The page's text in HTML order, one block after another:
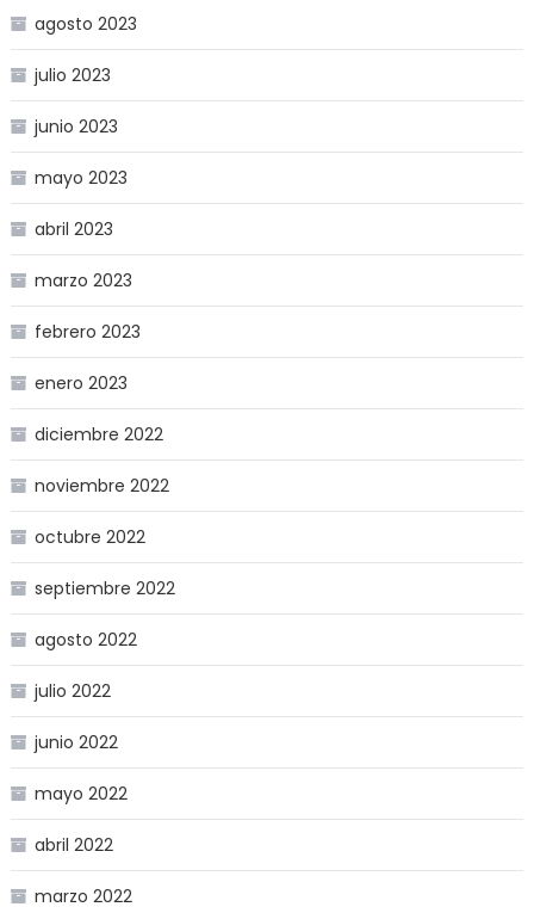
agosto 2023
julio 2023
junio 2023
mayo 2023
abril 2023
marzo 2023
febrero 2023
enero 2023
diciembre 2022
noviembre 2022
octubre 2022
septiembre 2022
agosto 2022
julio 2022
junio 2022
mayo 2022
abril 2022
marzo 2022